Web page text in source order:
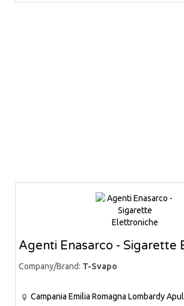
Agenti Enasarco - Sigarette
Company/Brand: T-Svapo
Campania Emilia Romagna Lombardy